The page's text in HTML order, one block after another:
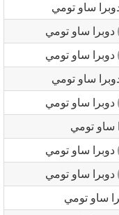
ساو تومي
دوبرا ساو تومي
دوبرا ساو تومي
ساو تومي
دوبرا ساو تومي
ساو تومي
دوبرا ساو تومي
دوبرا ساو تومي
ساو تومي